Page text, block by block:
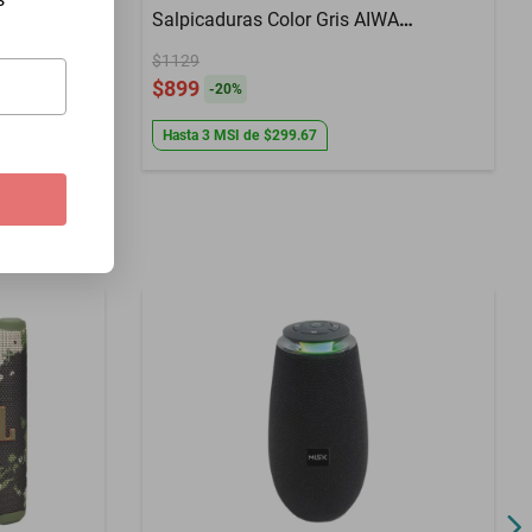
Sí
Salpicaduras Color Gris AIWA
AWS70BTG
$1129
$899 -20%
Hasta 3 MSI de $299.67